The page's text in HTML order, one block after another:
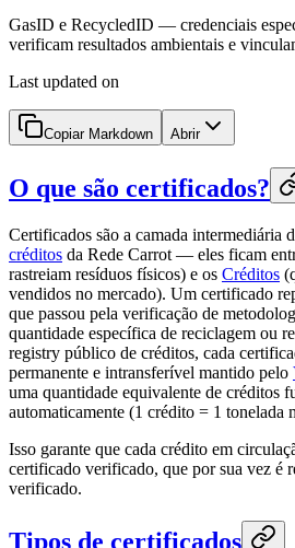
GasID e RecycledID — credenciais
verificam resultados ambientais e
Last updated on
Copiar Markdown Abrir
O que são certificados?
Certificados são a camada intermediária
créditos da Rede Carrot — eles ficam
rastreiam resíduos físicos) e os Créditos
vendidos no mercado). Um certificado
que passou pela verificação de
quantidade específica de reciclagem ou
registry público de créditos, cada
permanente e intransferível mantido pelo
uma quantidade equivalente de créditos
automaticamente (1 crédito = 1 tonelada
Isso garante que cada crédito em
certificado verificado, que por sua vez é
verificado.
Tipos de certificados